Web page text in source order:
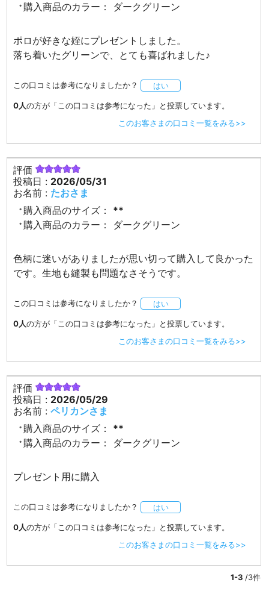
購入商品のカラー：
ダークグリーン
ポロが好きな姪にプレゼントしました。
落ち着いたグリーンで、とても喜ばれました♪
この口コミは参考になりましたか？ はい
0人の方が「この口コミは参考になった」と投票しています。
このお客さまの口コミ一覧をみる>>
評価
投稿日 : 2026/05/31
お名前 : たおさま
購入商品のサイズ：
**
購入商品のカラー：
ダークグリーン
色柄に迷いがありましたが思い切って購入して良かった
です。生地も縫製も問題なさそうです。
この口コミは参考になりましたか？ はい
0人の方が「この口コミは参考になった」と投票しています。
このお客さまの口コミ一覧をみる>>
評価
投稿日 : 2026/05/29
お名前 :ペリカンさま
購入商品のサイズ：
**
購入商品のカラー：
ダークグリーン
プレゼント用に購入
この口コミは参考になりましたか？ はい
0人の方が「この口コミは参考になった」と投票しています。
このお客さまの口コミ一覧をみる>>
1-3 /3件